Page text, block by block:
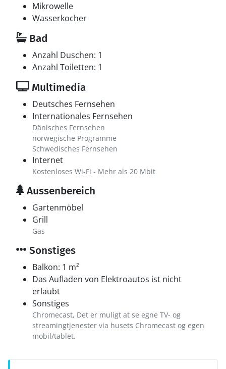
Mikrowelle
Wasserkocher
Bad
Anzahl Duschen: 1
Anzahl Toiletten: 1
Multimedia
Deutsches Fernsehen
Internationales Fernsehen
Dänisches Fernsehen
norwegische Programme
Schwedisches Fernsehen
Internet
Kostenloses Wi-Fi - Mehr als 20 Mbit
Aussenbereich
Gartenmöbel
Grill
Gas
Sonstiges
Balkon: 1 m²
Das Aufladen von Elektroautos ist nicht
erlaubt
Sonstiges
Chromecast, Det er muligt at se egne TV- og
streamingtjenester via husets Chromecast og egen
mobil/tablet.